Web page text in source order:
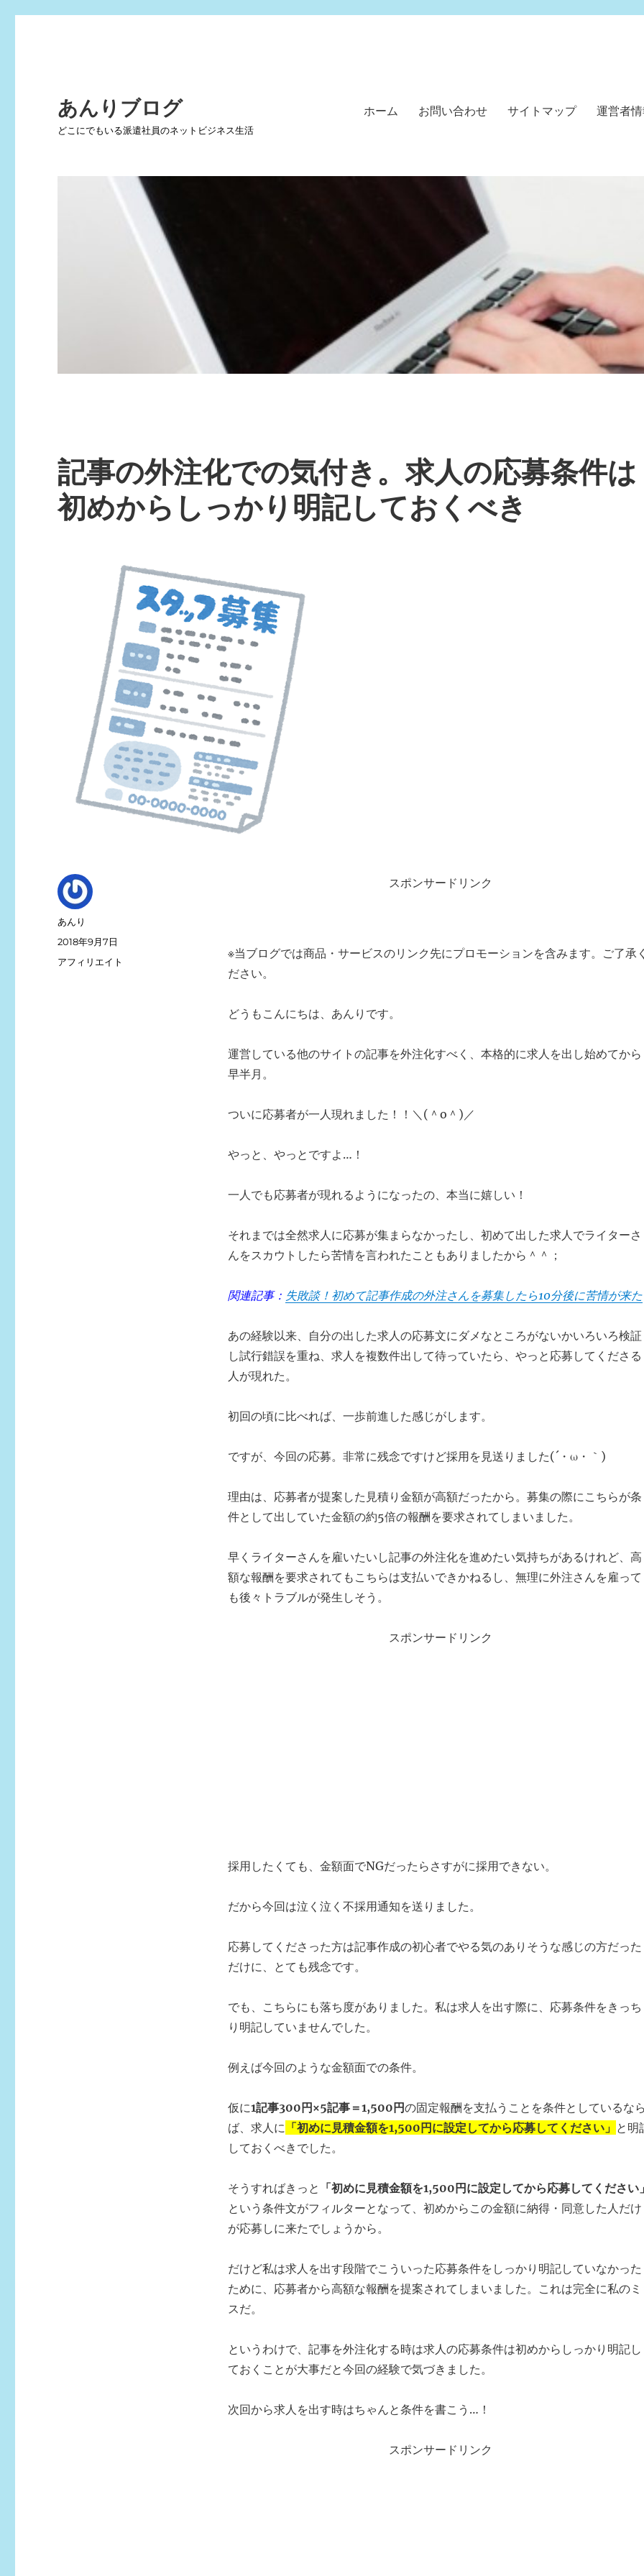
あんりブログ
どこにでもいる派遣社員のネットビジネス生活
ホーム お問い合わせ サイトマップ 運営者
記事の外注化での気付き。求人の応募条件は
初めからしっかり明記しておくべき
スポンサードリンク
※当ブログでは商品・サービスのリンク先にプロモーションを含みます。ご了承
ださい。
どうもこんにちは、あんりです。
運営している他のサイトの記事を外注化すべく、本格的に求人を出し始めてから
早半月。
ついに応募者が一人現れました！！＼(＾o＾)／
やっと、やっとですよ…！
一人でも応募者が現れるようになったの、本当に嬉しい！
それまでは全然求人に応募が集まらなかったし、初めて出した求人でライターさ
んをスカウトしたら苦情を言われたこともありましたから＾＾；
関連記事： 失敗談！初めて記事作成の外注さんを募集したら10分後に苦情が来た
あの経験以来、自分の出した求人の応募文にダメなところがないかいろいろ検証
し試行錯誤を重ね、求人を複数件出して待っていたら、やっと応募してくださる
人が現れた。
初回の頃に比べれば、一歩前進した感じがします。
ですが、今回の応募。非常に残念ですけど採用を見送りました(´・ω・｀)
理由は、応募者が提案した見積り金額が高額だったから。募集の際にこちらが条
件として出していた金額の約5倍の報酬を要求されてしまいました。
早くライターさんを雇いたいし記事の外注化を進めたい気持ちがあるけれど、高
額な報酬を要求されてもこちらは支払いできかねるし、無理に外注さんを雇って
も後々トラブルが発生しそう。
スポンサードリンク
採用したくても、金額面でNGだったらさすがに採用できない。
だから今回は泣く泣く不採用通知を送りました。
応募してくださった方は記事作成の初心者でやる気のありそうな感じの方だった
だけに、とても残念です。
でも、こちらにも落ち度がありました。私は求人を出す際に、応募条件をきっち
り明記していませんでした。
例えば今回のような金額面での条件。
仮に1記事300円×5記事＝1,500円の固定報酬を支払うことを条件としているな
ば、求人に 「初めに見積金額を1,500円に設定してから応募してください」 と明
しておくべきでした。
そうすればきっと 「初めに見積金額を1,500円に設定してから応募してください
という条件文がフィルターとなって、初めからこの金額に納得・同意した人だけ
が応募しに来たでしょうから。
だけど私は求人を出す段階でこういった応募条件をしっかり明記していなかった
ために、応募者から高額な報酬を提案されてしまいました。これは完全に私のミ
スだ。
というわけで、記事を外注化する時は求人の応募条件は初めからしっかり明記し
ておくことが大事だと今回の経験で気づきました。
次回から求人を出す時はちゃんと条件を書こう…！
スポンサードリンク
投
稿
あんり
投
2018年9月7日
カ
アフィリエイト